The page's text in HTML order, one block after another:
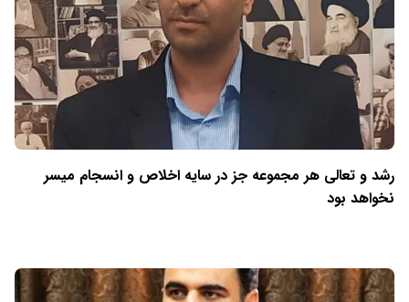
رشد و تعالی هر مجموعه جز در سایه اخلاص و انسجام میسر
نخواهد بود